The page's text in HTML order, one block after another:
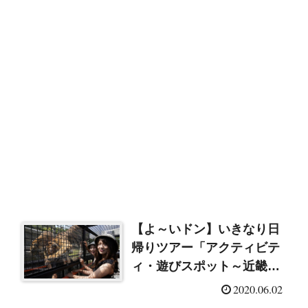
【よ～いドン】いきなり日
帰りツアー「アクティビテ
ィ・遊びスポット～近畿地
2020.06.02